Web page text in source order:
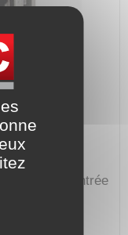
B14 en entrée